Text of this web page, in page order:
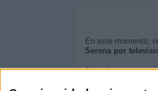
En este momento,
Serena por
Actualizaremos